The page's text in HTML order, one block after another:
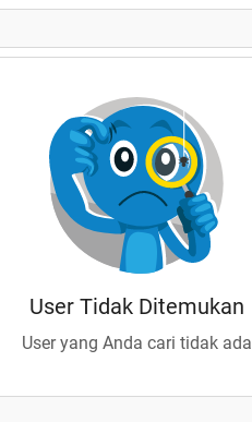
User Tidak Ditemukan
User yang Anda cari tidak ada